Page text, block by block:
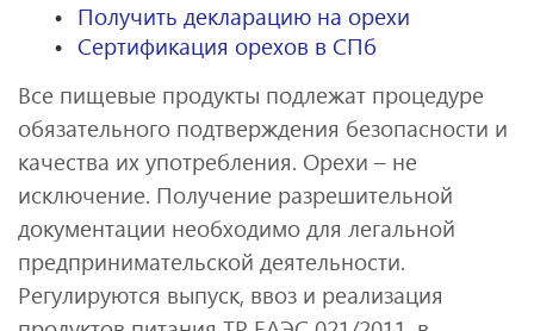
Получить декларацию на орехи
Сертификация орехов в СПб
Все пищевые продукты подлежат процедуре
обязательного подтверждения безопасности и
качества их употребления. Орехи – не
исключение. Получение разрешительной
документации необходимо для легальной
предпринимательской деятельности.
Регулируются выпуск, ввоз и реализация